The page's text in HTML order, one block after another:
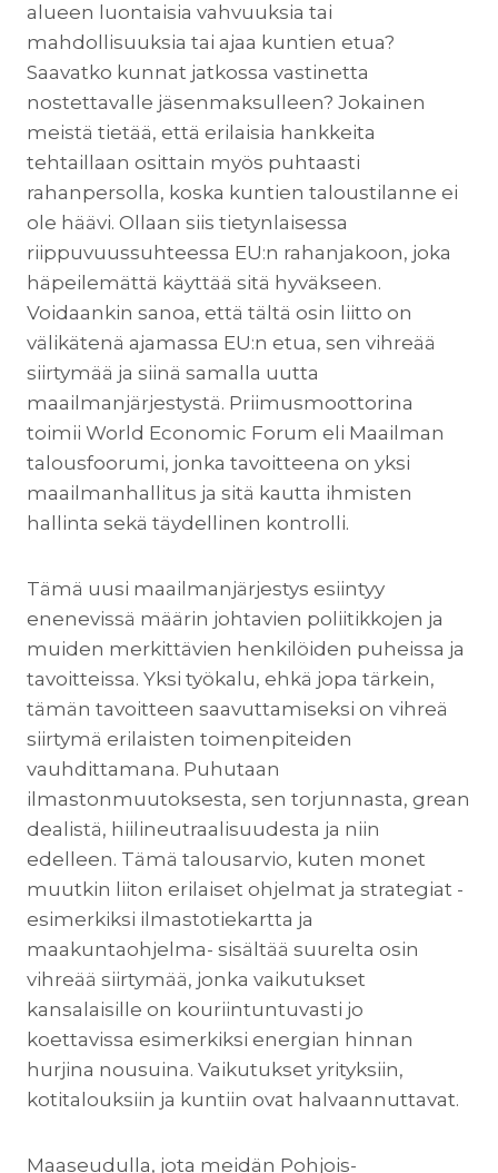
alueen luontaisia vahvuuksia tai
mahdollisuuksia tai ajaa kuntien etua?
Saavatko kunnat jatkossa vastinetta
nostettavalle jäsenmaksulleen? Jokainen
meistä tietää, että erilaisia hankkeita
tehtaillaan osittain myös puhtaasti
rahanpersolla, koska kuntien taloustilanne ei
ole häävi. Ollaan siis tietynlaisessa
riippuvuussuhteessa EU:n rahanjakoon, joka
häpeilemättä käyttää sitä hyväkseen.
Voidaankin sanoa, että tältä osin liitto on
välikätenä ajamassa EU:n etua, sen vihreää
siirtymää ja siinä samalla uutta
maailmanjärjestystä. Priimusmoottorina
toimii World Economic Forum eli Maailman
talousfoorumi, jonka tavoitteena on yksi
maailmanhallitus ja sitä kautta ihmisten
hallinta sekä täydellinen kontrolli.
Tämä uusi maailmanjärjestys esiintyy
enenevissä määrin johtavien poliitikkojen ja
muiden merkittävien henkilöiden puheissa ja
tavoitteissa. Yksi työkalu, ehkä jopa tärkein,
tämän tavoitteen saavuttamiseksi on vihreä
siirtymä erilaisten toimenpiteiden
vauhdittamana. Puhutaan
ilmastonmuutoksesta, sen torjunnasta, grean
dealistä, hiilineutraalisuudesta ja niin
edelleen. Tämä talousarvio, kuten monet
muutkin liiton erilaiset ohjelmat ja strategiat -
esimerkiksi ilmastotiekartta ja
maakuntaohjelma- sisältää suurelta osin
vihreää siirtymää, jonka vaikutukset
kansalaisille on kouriintuntuvasti jo
koettavissa esimerkiksi energian hinnan
hurjina nousuina. Vaikutukset yrityksiin,
kotitalouksiin ja kuntiin ovat halvaannuttavat.
Maaseudulla, jota meidän Pohjois-